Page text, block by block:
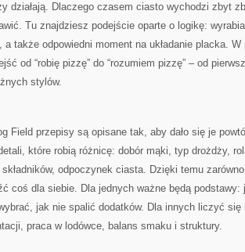
działają. Dlaczego czasem ciasto wychodzi zbyt
Tu znajdziesz podejście oparte o logikę:
a także odpowiedni moment na układanie placka.
od “robię pizzę” do “rozumiem pizzę” – od
stylów.
Field przepisy są opisane tak, aby dało się je
które robią różnicę: dobór mąki, typ drożdży,
składników, odpoczynek ciasta. Dzięki temu
coś dla siebie. Dla jednych ważne będą
jak nie spalić dodatków. Dla innych liczyć
praca w lodówce, balans smaku i struktury.